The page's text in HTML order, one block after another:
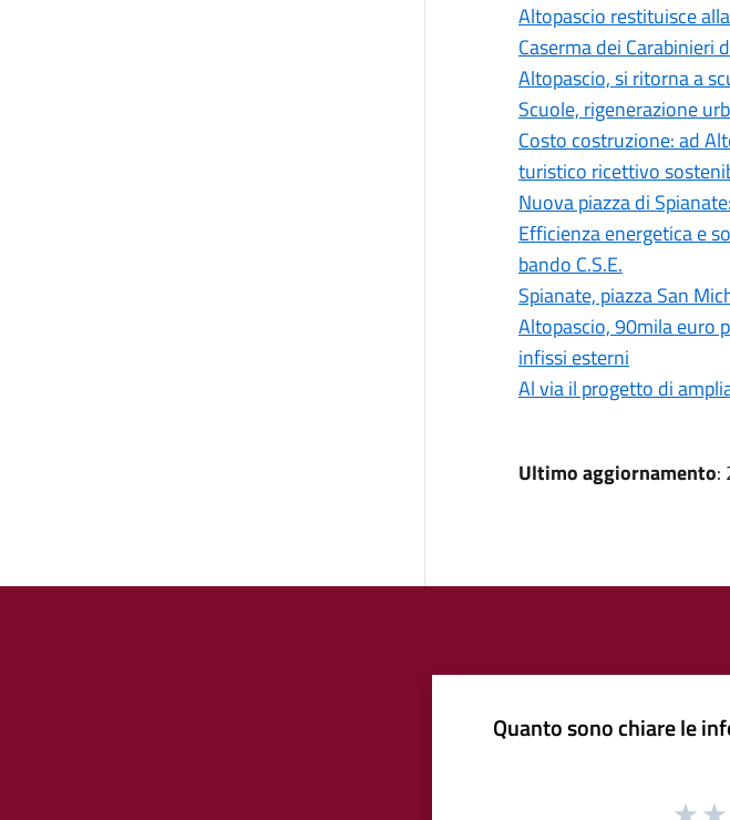
Altopascio restituisce
Caserma dei
Altopascio, si ritorna a
Scuole, rigenerazione
Costo costruzione: ad
turistico ricettivo
Nuova piazza di
Efficienza energetica e
bando C.S.E.
Spianate, piazza San
Altopascio, 90mila euro
infissi esterni
Al via il progetto di
Ultimo aggiornamento:
Quanto sono chiare le